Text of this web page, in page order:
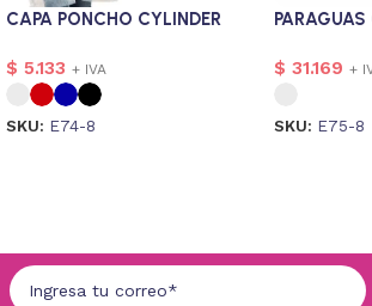
CAPA PONCHO CYLINDER
$ 5.133 + IVA
SKU: E74-8
$ 31.169 +
SKU: E75-8